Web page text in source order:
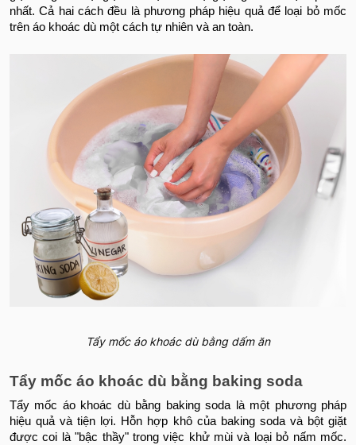
nhất. Cả hai cách đều là phương pháp hiệu quả để loại bỏ mốc
trên áo khoác dù một cách tự nhiên và an toàn.
Tẩy mốc áo khoác dù bằng dấm ăn
Tẩy mốc áo khoác dù bằng baking soda
Tẩy mốc áo khoác dù bằng baking soda là một phương pháp
hiệu quả và tiện lợi. Hỗn hợp khô của baking soda và bột giặt
được coi là "bậc thầy" trong việc khử mùi và loại bỏ nấm mốc.